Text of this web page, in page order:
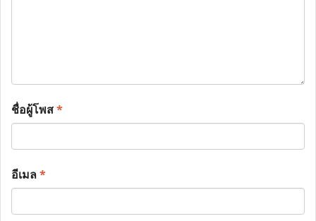
ชื่อผู้โพส*
อีเมล*